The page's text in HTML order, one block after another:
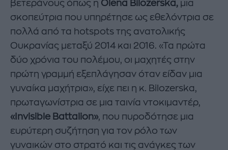
βετεράνους όπως η Olena Bilozerska, μια
σκοπεύτρια που υπηρέτησε ως εθελόντρια σε
πολλά από τα hotspots της ανατολικής
Ουκρανίας μεταξύ 2014 και 2016. «Τα πρώτα
δύο χρόνια του πολέμου, οι μαχητές στην
πρώτη γραμμή εξεπλάγησαν όταν είδαν μια
γυναίκα μαχήτρια», είχε πει η κ. Bilozerska,
πρωταγωνίστρια σε μια ταινία ντοκιμαντέρ,
«Invisible Battalion», που πυροδότησε μια
ευρύτερη συζήτηση για τον ρόλο των
γυναικών στο στρατό και τις ανάγκες των